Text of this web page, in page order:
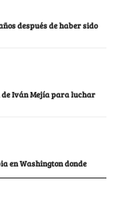
después de haber sido
Iván Mejía para luchar
en Washington donde